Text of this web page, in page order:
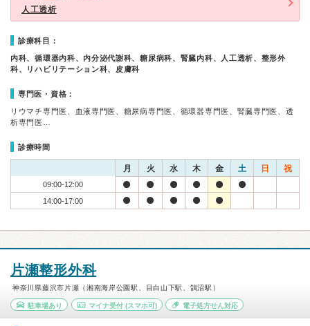
人工透析
診療科目：
内科、循環器内科、内分泌代謝科、糖尿病科、腎臓内科、人工透析、整形外
科、リハビリテーション科、皮膚科
専門医・資格：
リウマチ専門医、血液専門医、糖尿病専門医、循環器専門医、腎臓専門医、透
析専門医…
診療時間
月 火 水 木 金 土 日 祝
09:00-12:00
14:00-17:00
片瀬整形外科
神奈川県藤沢市片瀬（湘南海岸公園駅、目白山下駅、鵠沼駅）
駐車場あり マイナ受付(スマホ可) 電子処方せん対応